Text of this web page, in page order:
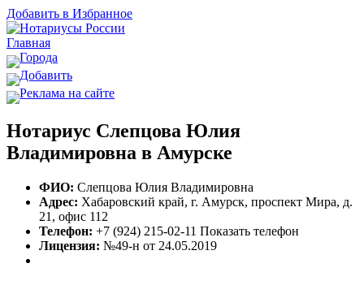
Добавить в Избранное
Главная
Города
Добавить
Реклама на сайте
Нотариус Слепцова Юлия
Владимировна в Амурске
ФИО: Слепцова Юлия Владимировна
Адрес: Хабаровский край, г. Амурск, проспект Мира, д.
21, офис 112
Телефон: +7 (924) 215-02-11 Показать телефон
Лицензия: №49-н от 24.05.2019